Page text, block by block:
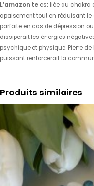
L’amazonite est liée au chakra
apaisement tout en réduisant le
parfaite en cas de dépression
dissiperait les énergies
psychique et physique. Pierre
puissant renforcerait la
Produits similaires